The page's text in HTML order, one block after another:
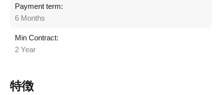
Payment term:
6 Months
Min Contract:
2 Year
特徴